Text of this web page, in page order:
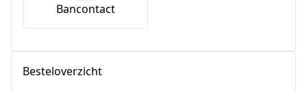
Bancontact
Besteloverzicht